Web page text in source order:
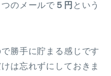
のメールで ５円 という
勝手に貯まる感じです
けは忘れずにしておきま